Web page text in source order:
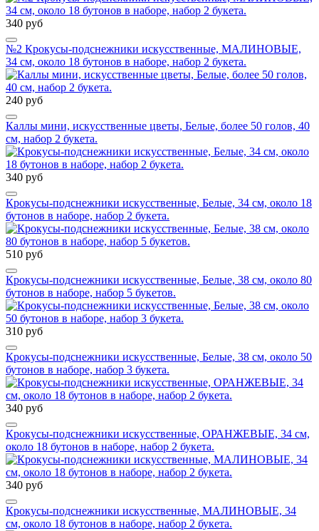
340 руб
№2 Крокусы-подснежники искусственные, МАЛИНОВЫЕ,
34 см, около 18 бутонов в наборе, набор 2 букета.
240 руб
Каллы мини, искусственные цветы, Белые, более 50 голов, 40
см, набор 2 букета.
340 руб
Крокусы-подснежники искусственные, Белые, 34 см, около 18
бутонов в наборе, набор 2 букета.
510 руб
Крокусы-подснежники искусственные, Белые, 38 см, около 80
бутонов в наборе, набор 5 букетов.
310 руб
Крокусы-подснежники искусственные, Белые, 38 см, около 50
бутонов в наборе, набор 3 букета.
340 руб
Крокусы-подснежники искусственные, ОРАНЖЕВЫЕ, 34 см,
около 18 бутонов в наборе, набор 2 букета.
340 руб
Крокусы-подснежники искусственные, МАЛИНОВЫЕ, 34
см, около 18 бутонов в наборе, набор 2 букета.